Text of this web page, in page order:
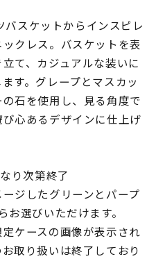
～
～
バスケットからインスピレ
クレス。バスケットを表
て、カジュアルな装いに
す。グレープとマスカッ
石を使用し、見る角度で
心あるデザインに仕上げ
り次第終了
ジしたグリーンとパープ
選びいただけます。
ケースの画像が表示され
取り扱いは終了しており